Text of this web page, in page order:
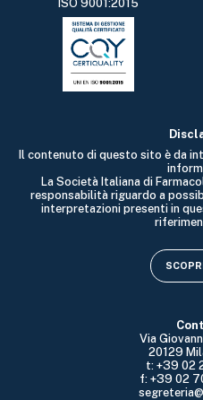
ISO 9001:2015
Via
20129
t: +39 02
f: +39 02
Il contenuto di questo sito è da
La Società Italiana di
responsabilità riguardo a
interpretazioni presenti in